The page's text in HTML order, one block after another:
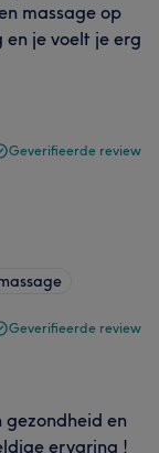
massage op
je voelt je erg
Geverifieerde review
Geverifieerde review
en
ervaring !